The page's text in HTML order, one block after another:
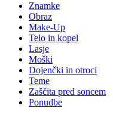
Znamke
Obraz
Make-Up
Telo in kopel
Lasje
Moški
Dojenčki in otroci
Teme
Zaščita pred soncem
Ponudbe